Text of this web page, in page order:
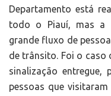
Departamento está
todo o Piauí, mas a
grande fluxo de
de trânsito. Foi o caso
sinalização
pessoas que